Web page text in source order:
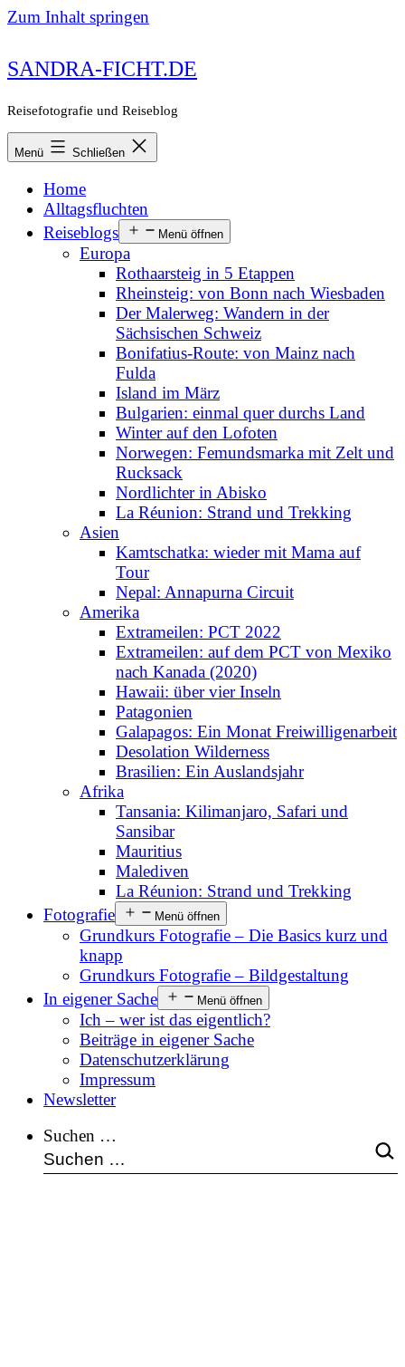
Zum Inhalt springen
SANDRA-FICHT.DE
Reisefotografie und Reiseblog
Menü Schließen
Home
Alltagsfluchten
Reiseblogs
Menü öffnen
Europa
Rothaarsteig in 5 Etappen
Rheinsteig: von Bonn nach Wiesbaden
Der Malerweg: Wandern in der
Sächsischen Schweiz
Bonifatius-Route: von Mainz nach
Fulda
Island im März
Bulgarien: einmal quer durchs Land
Winter auf den Lofoten
Norwegen: Femundsmarka mit Zelt und
Rucksack
Nordlichter in Abisko
La Réunion: Strand und Trekking
Asien
Kamtschatka: wieder mit Mama auf
Tour
Nepal: Annapurna Circuit
Amerika
Extrameilen: PCT 2022
Extrameilen: auf dem PCT von Mexiko
nach Kanada (2020)
Hawaii: über vier Inseln
Patagonien
Galapagos: Ein Monat Freiwilligenarbeit
Desolation Wilderness
Brasilien: Ein Auslandsjahr
Afrika
Tansania: Kilimanjaro, Safari und
Sansibar
Mauritius
Malediven
La Réunion: Strand und Trekking
Fotografie
Menü öffnen
Grundkurs Fotografie – Die Basics kurz und
knapp
Grundkurs Fotografie – Bildgestaltung
In eigener Sache
Menü öffnen
Ich – wer ist das eigentlich?
Beiträge in eigener Sache
Datenschutzerklärung
Impressum
Newsletter
Suchen …